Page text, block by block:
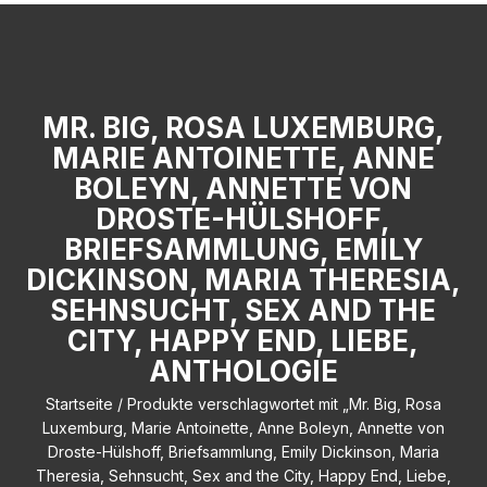
MR. BIG, ROSA LUXEMBURG,
MARIE ANTOINETTE, ANNE
BOLEYN, ANNETTE VON
DROSTE-HÜLSHOFF,
BRIEFSAMMLUNG, EMILY
DICKINSON, MARIA THERESIA,
SEHNSUCHT, SEX AND THE
CITY, HAPPY END, LIEBE,
ANTHOLOGIE
Startseite / Produkte verschlagwortet mit „Mr. Big, Rosa
Luxemburg, Marie Antoinette, Anne Boleyn, Annette von
Droste-Hülshoff, Briefsammlung, Emily Dickinson, Maria
Theresia, Sehnsucht, Sex and the City, Happy End, Liebe,